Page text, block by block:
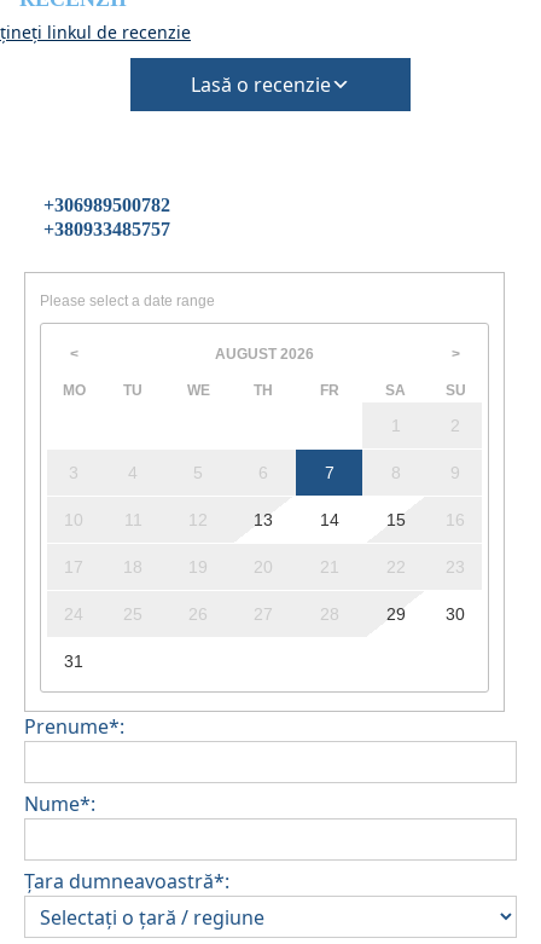
linkul de recenzie
Lasă o recenzie
+306989500782
+380933485757
Please select a date range
< AUGUST 2026 >
MO TU WE TH FR SA SU
1 2
3 4 5 6 7 8 9
10 11 12 13 14 15 16
17 18 19 20 21 22 23
24 25 26 27 28 29 30
31
Prenume*:
Nume*:
Țara dumneavoastră*: